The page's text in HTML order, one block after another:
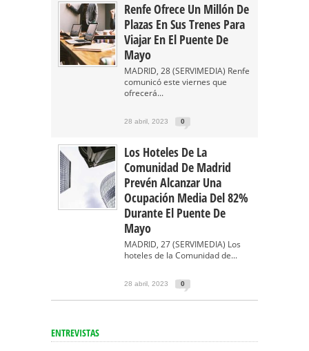
Renfe Ofrece Un Millón De
Plazas En Sus Trenes Para
Viajar En El Puente De
Mayo
MADRID, 28 (SERVIMEDIA) Renfe
comunicó este viernes que
ofrecerá...
28 abril, 2023 0
Los Hoteles De La
Comunidad De Madrid
Prevén Alcanzar Una
Ocupación Media Del 82%
Durante El Puente De
Mayo
MADRID, 27 (SERVIMEDIA) Los
hoteles de la Comunidad de...
28 abril, 2023 0
ENTREVISTAS